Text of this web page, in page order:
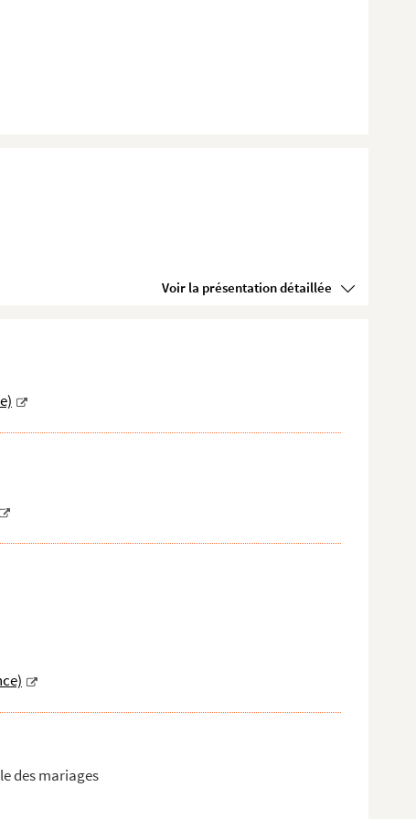
Voir la présentation détaillée
des mariages